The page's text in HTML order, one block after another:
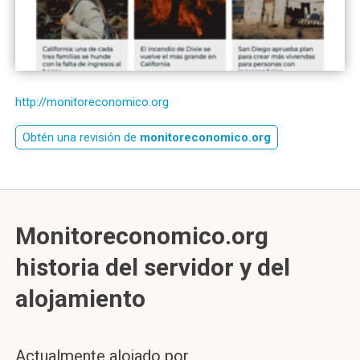
http://monitoreconomico.org
Obtén una revisión de monitoreconomico.org
Monitoreconomico.org
historia del servidor y del
alojamiento
Actualmente alojado por